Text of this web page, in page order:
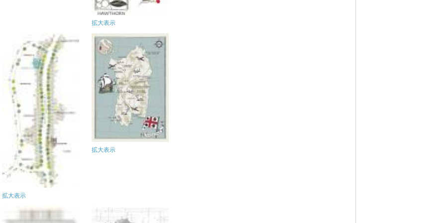
拡大表示
拡大表示
拡大表示